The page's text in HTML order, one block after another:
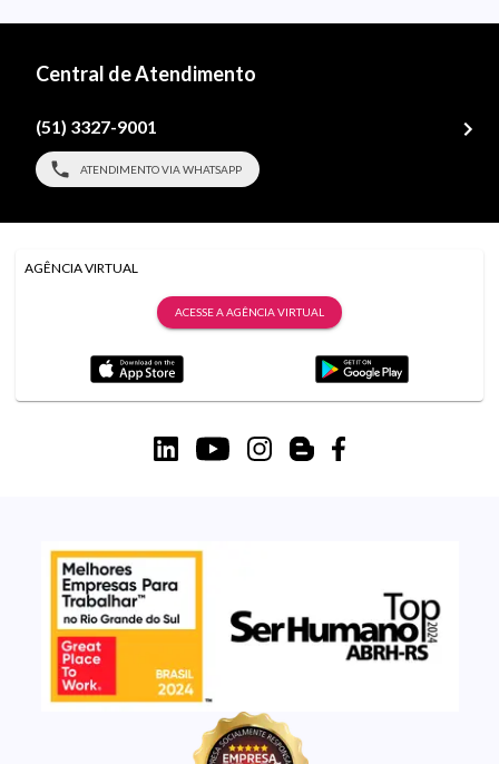
Central de Atendimento
(51) 3327-9001
ATENDIMENTO VIA WHATSAPP
AGÊNCIA VIRTUAL
ACESSE A AGÊNCIA VIRTUAL